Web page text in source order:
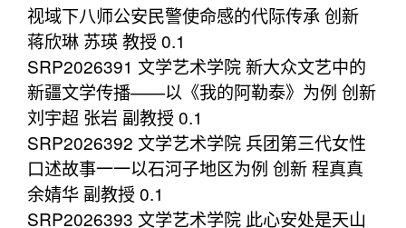
视域下八师公安民警使命感的代际传承 创新
蒋欣琳 苏瑛 教授 0.1
SRP2026391 文学艺术学院 新大众文艺中的
新疆文学传播——以《我的阿勒泰》为例 创新
刘宇超 张岩 副教授 0.1
SRP2026392 文学艺术学院 兵团第三代女性
口述故事一一以石河子地区为例 创新 程真真
余婧华 副教授 0.1
SRP2026393 文学艺术学院 此心安处是天山